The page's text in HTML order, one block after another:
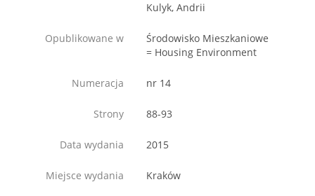
Kulyk, Andrii
Opublikowane w
Środowisko Mieszkaniowe
= Housing Environment
Numeracja nr 14
Strony 88-93
Data wydania 2015
Miejsce wydania Kraków